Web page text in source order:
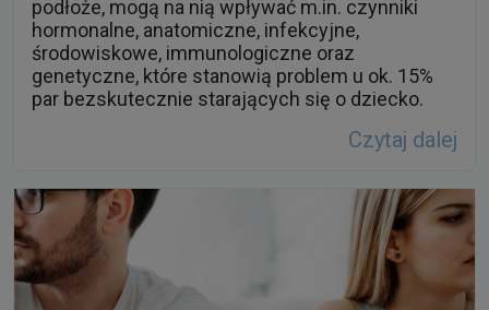
genetyczne, które stanowią problem u ok. 15%
par bezskutecznie starających się o dziecko.
Czytaj dalej